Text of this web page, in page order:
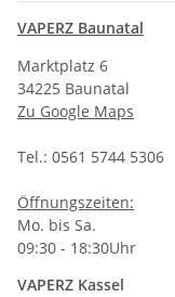
VAPERZ Baunatal
Marktplatz 6
34225 Baunatal
Zu Google Maps
Tel.: 0561 5744 5306
Öffnungszeiten:
Mo. bis Sa.
09:30 - 18:30Uhr
VAPERZ Kassel